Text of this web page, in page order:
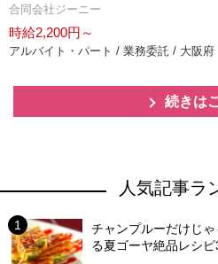
合同会社ジーニー
時給2,200円～
アルバイト・パート / 業務委託 / 大阪府
続きは
人気記事ラ
チャンプルーだけじ
る夏ゴーヤ絶品レシピ